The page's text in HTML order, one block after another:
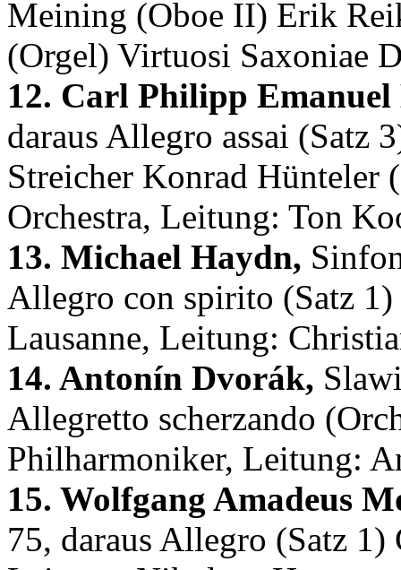
Meining (Oboe II) Erik
(Orgel) Virtuosi Saxoniae
12. Carl Philipp Emanuel
daraus Allegro assai (Satz
Streicher Konrad Hünteler
Orchestra, Leitung: Ton
13. Michael Haydn,
Allegro con spirito (Satz 1)
Lausanne, Leitung:
14. Antonín Dvorák,
Allegretto scherzando
Philharmoniker, Leitung:
15. Wolfgang Amadeus
75, daraus Allegro (Satz 1)